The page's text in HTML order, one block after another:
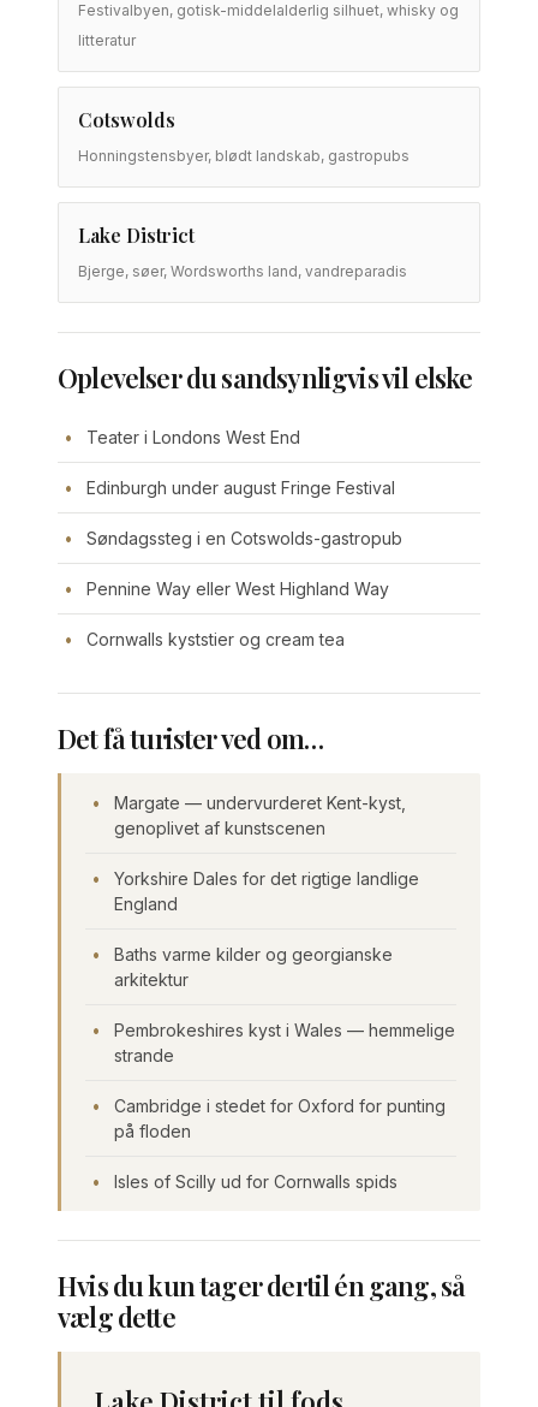
Festivalbyen, gotisk-middelalderlig silhuet, whisky og
litteratur
Cotswolds
Honningstensbyer, blødt landskab, gastropubs
Lake District
Bjerge, søer, Wordsworths land, vandreparadis
Oplevelser du sandsynligvis vil elske
Teater i Londons West End
Edinburgh under august Fringe Festival
Søndagssteg i en Cotswolds-gastropub
Pennine Way eller West Highland Way
Cornwalls kyststier og cream tea
Det få turister ved om…
Margate — undervurderet Kent-kyst,
genoplivet af kunstscenen
Yorkshire Dales for det rigtige landlige
England
Baths varme kilder og georgianske
arkitektur
Pembrokeshires kyst i Wales — hemmelige
strande
Cambridge i stedet for Oxford for punting
på floden
Isles of Scilly ud for Cornwalls spids
Hvis du kun tager dertil én gang, så
vælg dette